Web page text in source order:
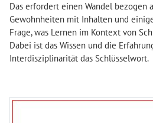
Das erfordert einen Wandel bezogen
Gewohnheiten mit Inhalten und
Frage, was Lernen im Kontext von
Dabei ist das Wissen und die
Interdisziplinarität das Schlüsselwort.